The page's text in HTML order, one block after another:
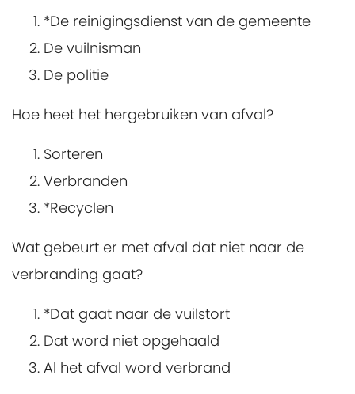
*De reinigingsdienst van de gemeente
De vuilnisman
De politie
Hoe heet het hergebruiken van afval?
Sorteren
Verbranden
*Recyclen
Wat gebeurt er met afval dat niet naar de
verbranding gaat?
*Dat gaat naar de vuilstort
Dat word niet opgehaald
Al het afval word verbrand